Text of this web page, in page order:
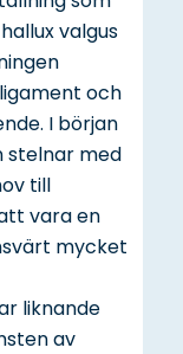
valgus
och
I början
stelnar med
till
vara en
mycket
liknande
av